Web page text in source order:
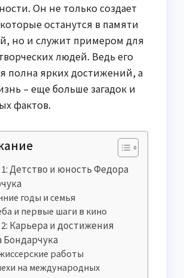
Он не только создает
останутся в памяти
но и служит примером для
людей. Ведь его
полна ярких достижений, а
– еще больше загадок и
фактов.
Детство и юность Федора
годы и семья
и первые шаги в кино
Карьера и достижения
работы
на международных